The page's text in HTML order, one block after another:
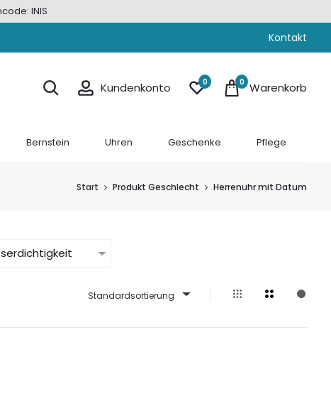
INIS
Kontakt
Kundenkonto 0 0 Warenkorb
Bernstein Uhren Geschenke Pflege
Start Produkt Geschlecht Herrenuhr mit Datum
Standardsortierung